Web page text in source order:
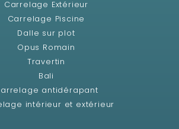
Carrelage Extérieur
Carrelage Piscine
Dalle sur plot
Opus Romain
Travertin
Bali
antidérapant
intérieur et extérieur